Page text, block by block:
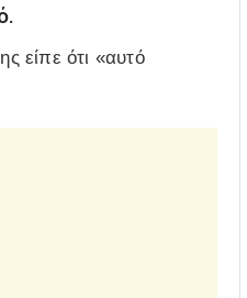
είπε ότι «αυτό